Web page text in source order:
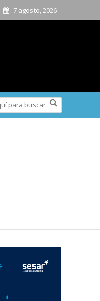
7 agosto, 2026